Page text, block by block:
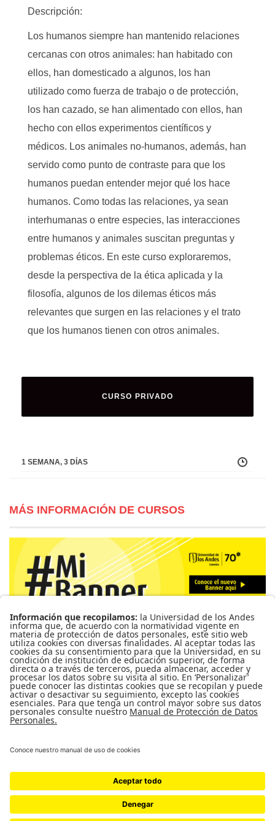
Descripción:
Los humanos siempre han mantenido relaciones
cercanas con otros animales: han habitado con
ellos, han domesticado a algunos, los han
utilizado como fuerza de trabajo o de protección,
los han cazado, se han alimentado con ellos, han
hecho con ellos experimentos científicos y
médicos. Los animales no-humanos, además, han
servido como punto de contraste para que los
humanos puedan entender mejor qué los hace
humanos. Como todas las relaciones, ya sean
interhumanas o entre especies, las interacciones
entre humanos y animales suscitan preguntas y
problemas éticos. En este curso exploraremos,
desde la perspectiva de la ética aplicada y la
filosofía, algunos de los dilemas éticos más
relevantes que surgen en las relaciones y el trato
que los humanos tienen con otros animales.
CURSO PRIVADO
1 SEMANA, 3 DÍAS
MÁS INFORMACIÓN DE CURSOS
Para más información de cursos, horarios y cupos visite el
Sistema de Información Banner
Ir a Mi Banner
UNIVERSIDAD DE LOS ANDES | VIGILADA MINEDUCACIÓN. RECONOCIMIENTO